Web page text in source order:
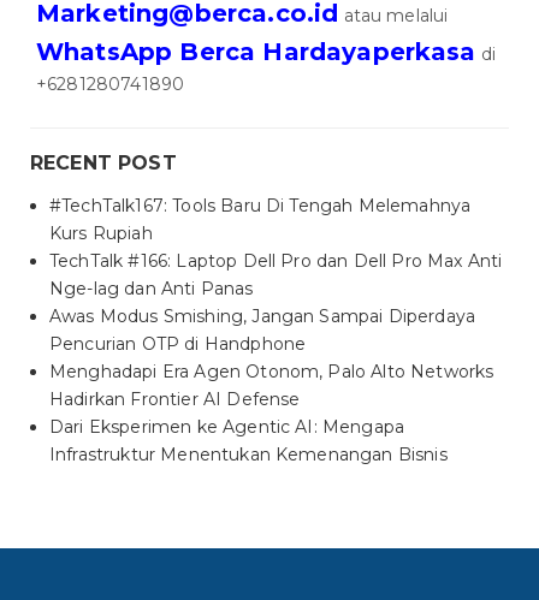
Marketing@berca.co.id atau melalui
WhatsApp Berca Hardayaperkasa di
+6281280741890
RECENT POST
#TechTalk167: Tools Baru Di Tengah Melemahnya
Kurs Rupiah
TechTalk #166: Laptop Dell Pro dan Dell Pro Max Anti
Nge-lag dan Anti Panas
Awas Modus Smishing, Jangan Sampai Diperdaya
Pencurian OTP di Handphone
Menghadapi Era Agen Otonom, Palo Alto Networks
Hadirkan Frontier AI Defense
Dari Eksperimen ke Agentic AI: Mengapa
Infrastruktur Menentukan Kemenangan Bisnis